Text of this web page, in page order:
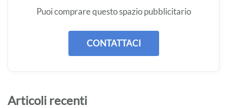
Puoi comprare questo spazio pubblicitario
CONTATTACI
Articoli recenti